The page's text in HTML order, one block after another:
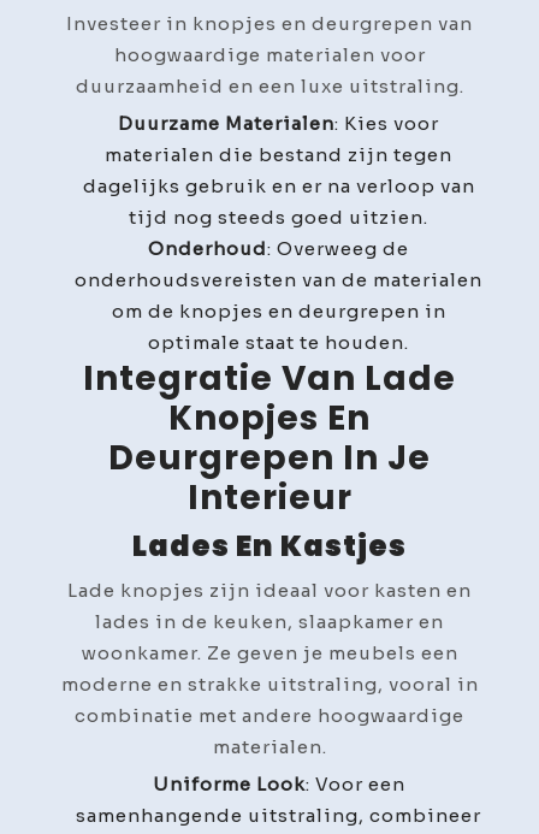
Investeer in knopjes en deurgrepen van
hoogwaardige materialen voor
duurzaamheid en een luxe uitstraling.
Duurzame Materialen: Kies voor
materialen die bestand zijn tegen
dagelijks gebruik en er na verloop van
tijd nog steeds goed uitzien.
Onderhoud: Overweeg de
onderhoudsvereisten van de materialen
om de knopjes en deurgrepen in
optimale staat te houden.
Integratie Van Lade
Knopjes En
Deurgrepen In Je
Interieur
Lades En Kastjes
Lade knopjes zijn ideaal voor kasten en
lades in de keuken, slaapkamer en
woonkamer. Ze geven je meubels een
moderne en strakke uitstraling, vooral in
combinatie met andere hoogwaardige
materialen.
Uniforme Look: Voor een
samenhangende uitstraling, combineer